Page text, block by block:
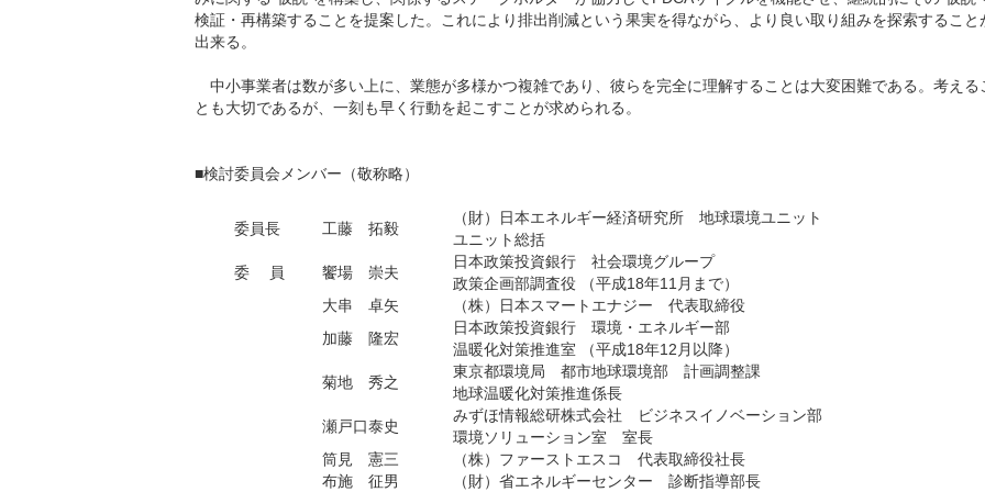
検証・再構築することを提案した。これにより排出削減という果実を得ながら、より良い取り組みを探索すること
出来る。
中小事業者は数が多い上に、業態が多様かつ複雑であり、彼らを完全に理解することは大変困難である。考える
とも大切であるが、一刻も早く行動を起こすことが求められる。
■検討委員会メンバー（敬称略）
委員長 工藤 拓毅
（財）日本エネルギー経済研究所 地球環境ユニット
ユニット総括
委 員
饗場 崇夫
日本政策投資銀行 社会環境グループ
政策企画部調査役 （平成18年11月まで）
大串 卓矢
（株）日本スマートエナジー 代表取締役
加藤 隆宏
日本政策投資銀行 環境・エネルギー部
温暖化対策推進室 （平成18年12月以降）
菊地 秀之
東京都環境局 都市地球環境部 計画調整課
地球温暖化対策推進係長
瀬戸口泰史
みずほ情報総研株式会社 ビジネスイノベーション部
環境ソリューション室 室長
筒見 憲三
（株）ファーストエスコ 代表取締役社長
布施 征男
（財）省エネルギーセンター 診断指導部長